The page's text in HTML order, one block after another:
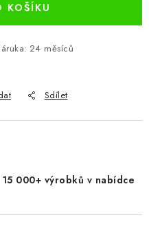
KOŠÍKU
: 24 měsíců
Sdílet
15 000+ výrobků v nabídce